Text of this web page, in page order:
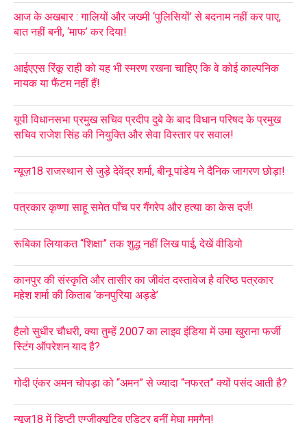
आज के अखबार : गालियों और जख्मी ‘पुलिसियों’ से बदनाम नहीं कर पाए,
बात नहीं बनी, ‘माफ’ कर दिया!
आईएएस रिंकू राही को यह भी स्मरण रखना चाहिए कि वे कोई काल्पनिक
नायक या फैंटम नहीं हैं!
यूपी विधानसभा प्रमुख सचिव प्रदीप दुबे के बाद विधान परिषद के प्रमुख
सचिव राजेश सिंह की नियुक्ति और सेवा विस्तार पर सवाल!
न्यूज़18 राजस्थान से जुड़े देवेंद्र शर्मा, बीनू पांडेय ने दैनिक जागरण छोड़ा!
पत्रकार कृष्णा साहू समेत पाँच पर गैंगरेप और हत्या का केस दर्ज!
रूबिका लियाकत “शिक्षा” तक शुद्ध नहीं लिख पाई, देखें वीडियो
कानपुर की संस्कृति और तासीर का जीवंत दस्तावेज है वरिष्ठ पत्रकार
महेश शर्मा की किताब ‘कनपुरिया अड्डे’
हैलो सुधीर चौधरी, क्या तुम्हें 2007 का लाइव इंडिया में उमा खुराना फर्जी
स्टिंग ऑपरेशन याद है?
गोदी एंकर अमन चोपड़ा को “अमन” से ज्यादा “नफरत” क्यों पसंद आती है?
न्यूज़18 में डिप्टी एग्जीक्यूटिव एडिटर बनीं मेघा ममगैन!